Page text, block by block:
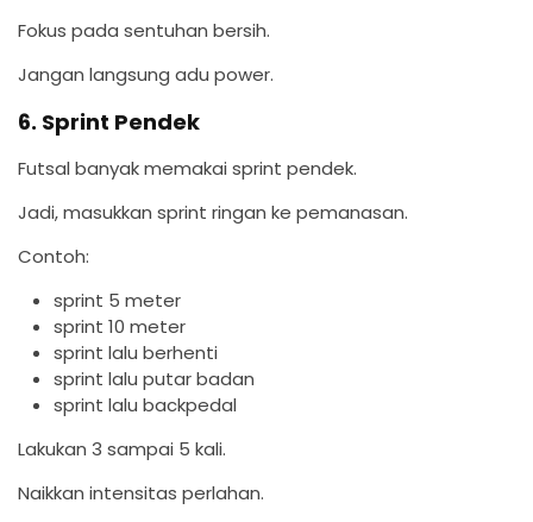
Fokus pada sentuhan bersih.
Jangan langsung adu power.
6. Sprint Pendek
Futsal banyak memakai sprint pendek.
Jadi, masukkan sprint ringan ke pemanasan.
Contoh:
sprint 5 meter
sprint 10 meter
sprint lalu berhenti
sprint lalu putar badan
sprint lalu backpedal
Lakukan 3 sampai 5 kali.
Naikkan intensitas perlahan.